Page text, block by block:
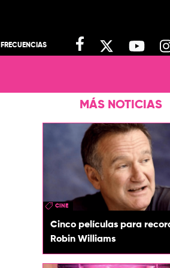
FRECUENCIAS
MÁS NOTICIAS
CINE
Cinco películas para
Robin Williams